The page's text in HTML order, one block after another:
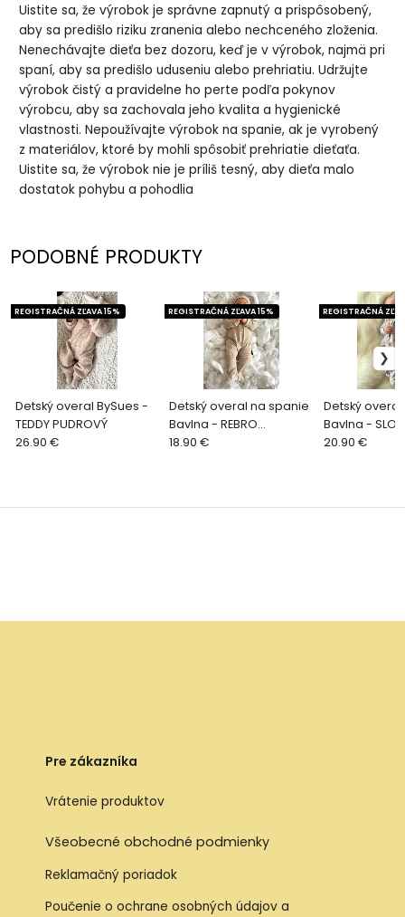
Uistite sa, že výrobok je správne zapnutý a prispôsobený,
aby sa predišlo riziku zranenia alebo nechceného zloženia.
Nenechávajte dieťa bez dozoru, keď je v výrobok, najmä pri
spaní, aby sa predišlo uduseniu alebo prehriatiu. Udržujte
výrobok čistý a pravidelne ho perte podľa pokynov
výrobcu, aby sa zachovala jeho kvalita a hygienické
vlastnosti. Nepoužívajte výrobok na spanie, ak je vyrobený
z materiálov, ktoré by mohli spôsobiť prehriatie dieťaťa.
Uistite sa, že výrobok nie je príliš tesný, aby dieťa malo
dostatok pohybu a pohodlia
PODOBNÉ PRODUKTY
Detský overal BySues -
TEDDY PUDROVÝ
REGISTRAČNÁ ZĽAVA 15%
26.90 €
Detský overal na spanie
Bavlna - REBRO
CAPPUCCINO
REGISTRAČNÁ ZĽAVA 15%
18.90 €
Detský
Bavlna -
REGISTRAČNÁ
20.90 €
Pre zákazníka
Vrátenie produktov
Všeobecné obchodné podmienky
Reklamačný poriadok
Poučenie o ochrane osobných údajov a